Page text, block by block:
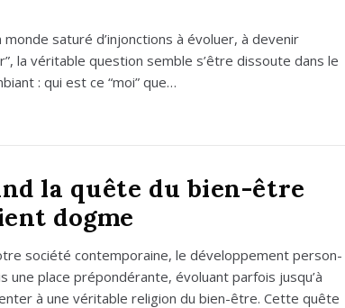
monde satu­ré d’in­jonc­tions à évo­luer, à deve­nir
la véri­table ques­tion semble s’être dis­soute dans le
: qui est ce “moi” que…
la quête du bien-être
dogme
socié­té contem­po­raine, le déve­lop­pe­ment per­son­
une place pré­pon­dé­rante, évo­luant par­fois jus­qu’à
à une véri­table reli­gion du bien-être. Cette quête